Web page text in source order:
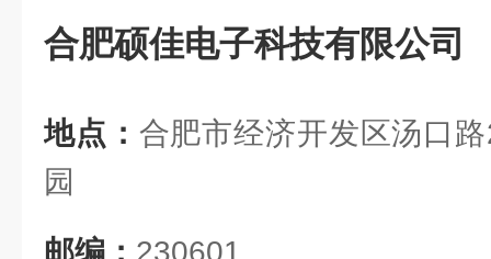
合肥硕佳电子科技有限公司
地点： 合肥市经济开发区汤口
园
邮编： 230601